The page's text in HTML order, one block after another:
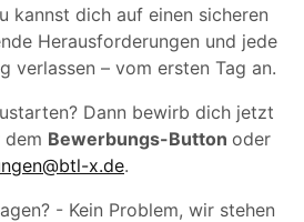
kannst dich auf einen sicheren
Herausforderungen und jede
verlassen – vom ersten Tag an.
Dann bewirb dich jetzt
dem Bewerbungs-Button oder
x.de.
- Kein Problem, wir stehen